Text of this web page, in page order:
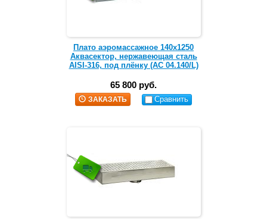
Плато аэромассажное 140х1250
Аквасектор, нержавеющая сталь
AISI-316, под плёнку (АС 04.140/L)
65 800 руб.
ЗАКАЗАТЬ Сравнить